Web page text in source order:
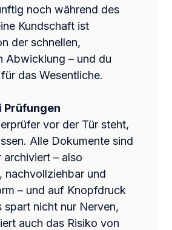
noch während des
Kundschaft ist
der schnellen,
Abwicklung – und du
das Wesentliche.
Prüfungen
vor der Tür steht,
Alle Dokumente sind
archiviert – also
nachvollziehbar und
– und auf Knopfdruck
spart nicht nur Nerven,
auch das Risiko von